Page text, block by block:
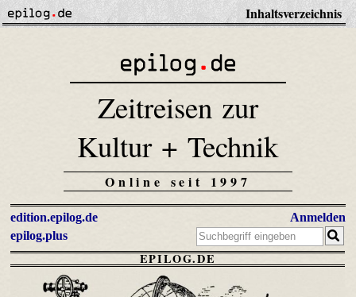
Inhaltsverzeichnis
Zeitreisen zur
Kultur + Technik
Online seit 1997
edition.epilog.de
epilog.plus
Anmelden
EPILOG.DE